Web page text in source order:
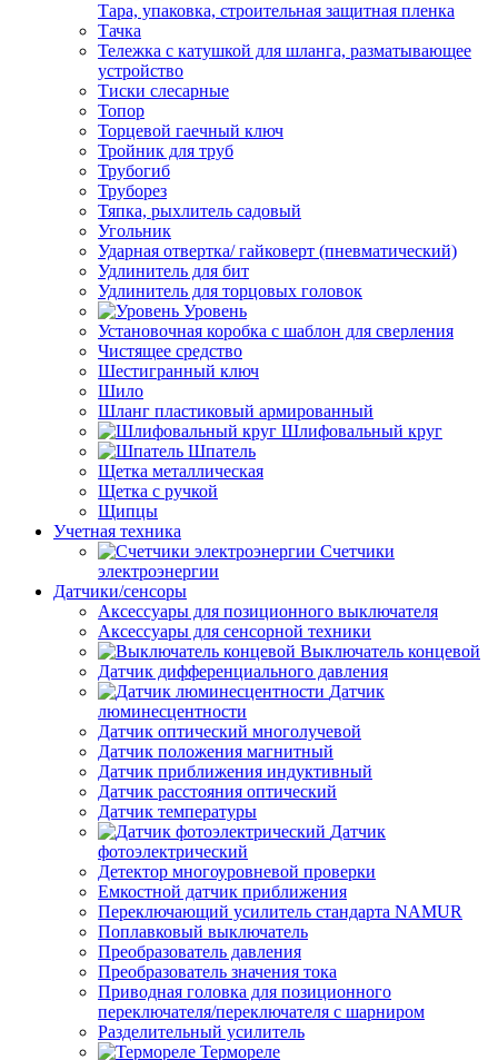
Тара, упаковка, строительная защитная пленка
Тачка
Тележка с катушкой для шланга, разматывающее
устройство
Тиски слесарные
Топор
Торцевой гаечный ключ
Тройник для труб
Трубогиб
Труборез
Тяпка, рыхлитель садовый
Угольник
Ударная отвертка/ гайковерт (пневматический)
Удлинитель для бит
Удлинитель для торцовых головок
Уровень
Установочная коробка с шаблон для сверления
Чистящее средство
Шестигранный ключ
Шило
Шланг пластиковый армированный
Шлифовальный круг
Шпатель
Щетка металлическая
Щетка с ручкой
Щипцы
Учетная техника
Счетчики
электроэнергии
Датчики/сенсоры
Аксессуары для позиционного выключателя
Аксессуары для сенсорной техники
Выключатель концевой
Датчик дифференциального давления
Датчик
люминесцентности
Датчик оптический многолучевой
Датчик положения магнитный
Датчик приближения индуктивный
Датчик расстояния оптический
Датчик температуры
Датчик
фотоэлектрический
Детектор многоуровневой проверки
Емкостной датчик приближения
Переключающий усилитель стандарта NAMUR
Поплавковый выключатель
Преобразователь давления
Преобразователь значения тока
Приводная головка для позиционного
переключателя/переключателя с шарниром
Разделительный усилитель
Термореле